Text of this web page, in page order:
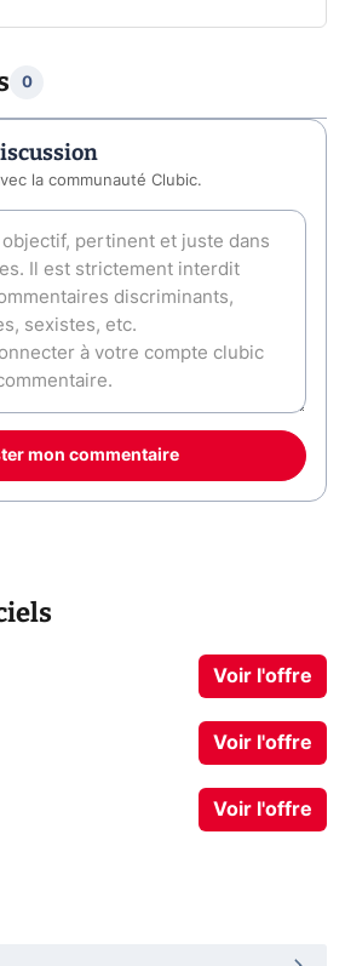
0
la communauté Clubic.
mon commentaire
Voir l'offre
Voir l'offre
Voir l'offre